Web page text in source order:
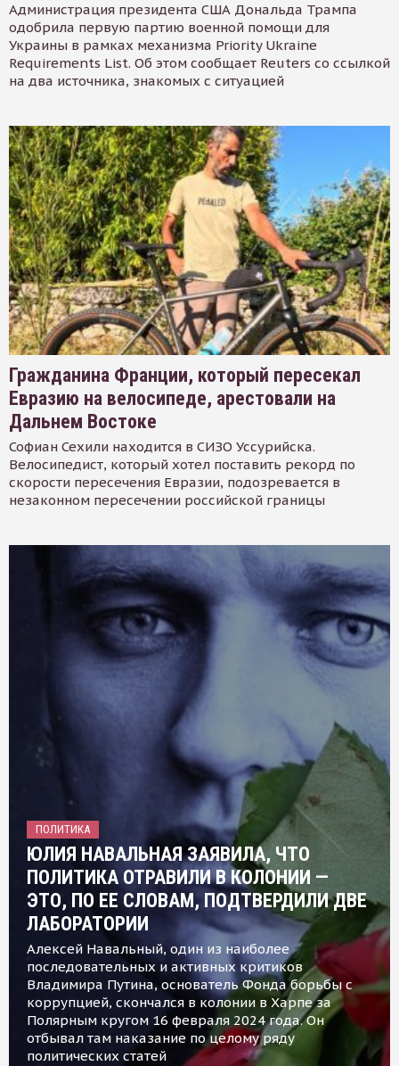
Администрация президента США Дональда Трампа
одобрила первую партию военной помощи для
Украины в рамках механизма Priority Ukraine
Requirements List. Об этом сообщает Reuters со ссылкой
на два источника, знакомых с ситуацией
Гражданина Франции, который пересекал
Евразию на велосипеде, арестовали на
Дальнем Востоке
Софиан Сехили находится в СИЗО Уссурийска.
Велосипедист, который хотел поставить рекорд по
скорости пересечения Евразии, подозревается в
незаконном пересечении российской границы
ПОЛИТИКА
ЮЛИЯ НАВАЛЬНАЯ ЗАЯВИЛА, ЧТО
ПОЛИТИКА ОТРАВИЛИ В КОЛОНИИ —
ЭТО, ПО ЕЕ СЛОВАМ, ПОДТВЕРДИЛИ ДВЕ
ЛАБОРАТОРИИ
Алексей Навальный, один из наиболее
последовательных и активных критиков
Владимира Путина, основатель Фонда борьбы с
коррупцией, скончался в колонии в Харпе за
Полярным кругом 16 февраля 2024 года. Он
отбывал там наказание по целому ряду
политических статей